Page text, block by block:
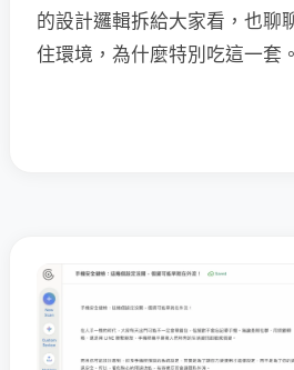
的設計邏輯拆給大家看，也聊
住環境，為什麼特別吃這一套。